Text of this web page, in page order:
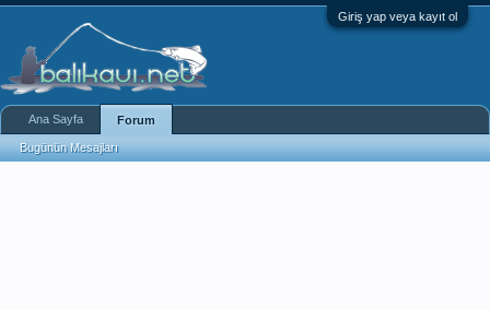
Giriş yap veya kayıt ol
Ana Sayfa Forum
Bugünün Mesajları